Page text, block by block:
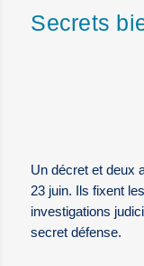
Secrets
Un décret et deux
23 juin. Ils fixent
investigations
secret défense.